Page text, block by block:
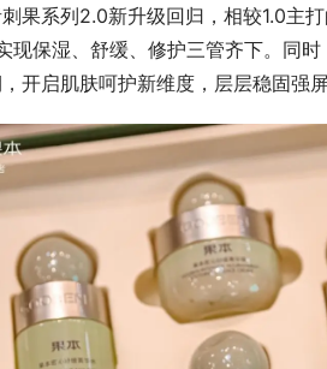
系列2.0新升级回归，相较1.0主
现保湿、舒缓、修护三管齐下。同
开启肌肤呵护新维度，层层稳固强屏